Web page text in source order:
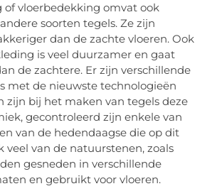
of vloerbedekking omvat ook
soorten tegels. Ze zijn
dan de zachte vloeren. Ook
is veel duurzamer en gaat
de zachtere. Er zijn verschillende
met de nieuwste technologieën
zijn bij het maken van tegels deze
gecontroleerd zijn enkele van
van de hedendaagse die op dit
veel van de natuurstenen, zoals
gesneden in verschillende
en gebruikt voor vloeren.